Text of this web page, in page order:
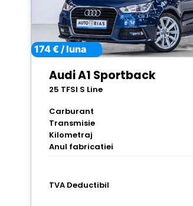
174 € / luna
Audi A1 Sportback
25 TFSI S Line
Carburant
Transmisie
Kilometraj
Anul fabricatiei
TVA Deductibil